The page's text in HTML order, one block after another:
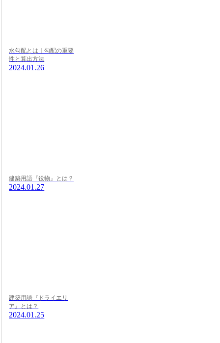
水勾配とは｜勾配の重要
性と算出方法
2024.01.26
建築用語『役物』とは？
2024.01.27
建築用語『ドライエリ
ア』とは？
2024.01.25